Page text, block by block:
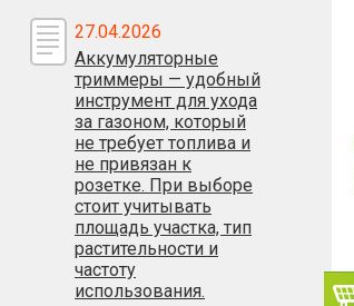
27.04.2026
Аккумуляторные
триммеры — удобный
инструмент для ухода
за газоном, который
не требует топлива и
не привязан к
розетке. При выборе
стоит учитывать
площадь участка, тип
растительности и
частоту
использования.
Видеорегистратор + камера
заднего вида VIDEO
CARDVR FULL HD 1080P
68.98BYN 82.78
В корзину